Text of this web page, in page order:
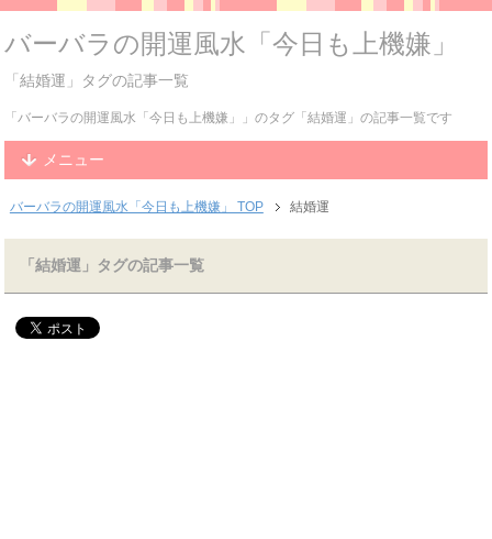
バーバラの開運風水「今日も上機嫌」
「結婚運」タグの記事一覧
「バーバラの開運風水「今日も上機嫌」」のタグ「結婚運」の記事一覧です
メニュー
バーバラの開運風水「今日も上機嫌」 TOP 結婚運
「結婚運」タグの記事一覧